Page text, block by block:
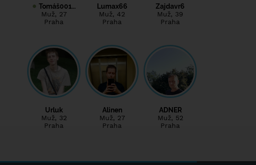
Tomáš001…
Muž, 27
Praha
Lumax66
Muž, 42
Praha
Zajdavr6
Muž, 39
Praha
Urluk
Muž, 32
Praha
Alinen
Muž, 27
Praha
ADNER
Muž, 52
Praha